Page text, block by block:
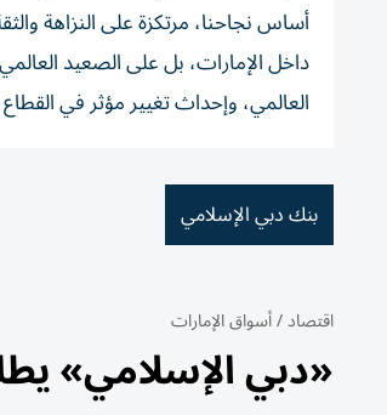
أساس نجاحنا، مرتكزة على النزاهة
داخل الإمارات، بل على الصعيد
العالمي، وإحداث تغيير مؤثر في
بنك دبي الإسلامي
اقتصاد/أسواق الإمارات
«دبي الإسلامي»